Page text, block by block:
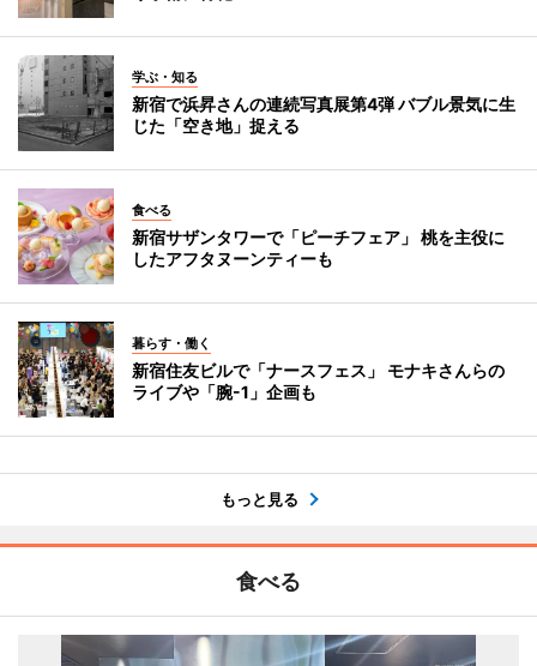
学ぶ・知る
新宿で浜昇さんの連続写真展第4弾 バブル景気に生
じた「空き地」捉える
食べる
新宿サザンタワーで「ピーチフェア」 桃を主役に
したアフタヌーンティーも
暮らす・働く
新宿住友ビルで「ナースフェス」 モナキさんらの
ライブや「腕-1」企画も
もっと見る
食べる